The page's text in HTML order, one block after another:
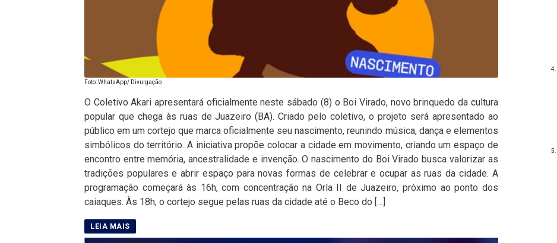
Foto: WhatsApp/ Divulgação
O Coletivo Akari apresentará oficialmente neste sábado (8) o Boi Virado, novo brinquedo da cultura
popular que chega às ruas de Juazeiro (BA). Criado pelo coletivo, o projeto será apresentado ao
público em um cortejo que marca oficialmente seu nascimento, reunindo música, dança e elementos
simbólicos do território. A iniciativa propõe colocar a cidade em movimento, criando um espaço de
encontro entre memória, ancestralidade e invenção. O nascimento do Boi Virado busca valorizar as
tradições populares e abrir espaço para novas formas de celebrar e ocupar as ruas da cidade. A
programação começará às 16h, com concentração na Orla II de Juazeiro, próximo ao ponto dos
caiaques. Às 18h, o cortejo segue pelas ruas da cidade até o Beco do […]